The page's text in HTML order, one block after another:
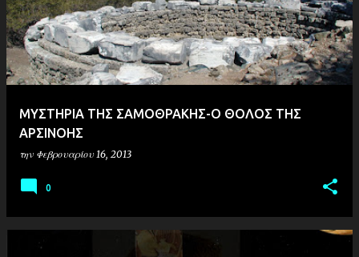
ΜΥΣΤΗΡΙΑ ΤΗΣ ΣΑΜΟΘΡΑΚΗΣ-Ο ΘΟΛΟΣ ΤΗΣ
ΑΡΣΙΝΟΗΣ
την Φεβρουαρίου 16, 2013
0